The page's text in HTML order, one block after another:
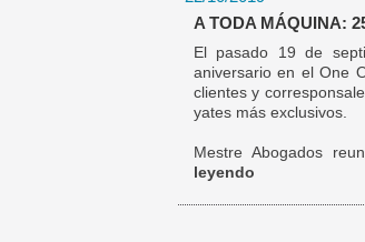
A TODA MÁQUINA:
El pasado 19 de
aniversario en el One
clientes y
yates más exclusivos.
Mestre Abogados
leyendo